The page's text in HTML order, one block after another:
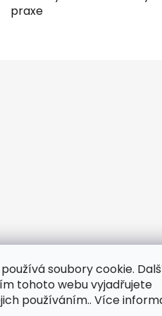
soubory cookie.
tohoto webu vyjadřujete
používáním.. Více
praxe